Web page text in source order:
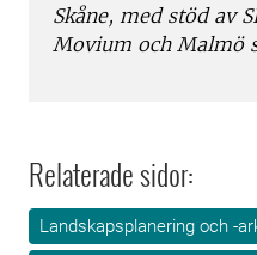
Skåne, med stöd av
Movium och Malmö
Relaterade sidor:
Landskapsplanering och -